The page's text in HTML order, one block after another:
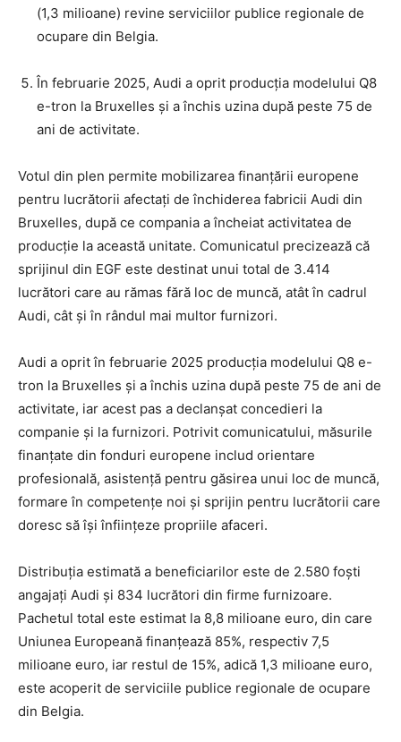
(1,3 milioane) revine serviciilor publice regionale de
ocupare din Belgia.
În februarie 2025, Audi a oprit producția modelului Q8
e-tron la Bruxelles și a închis uzina după peste 75 de
ani de activitate.
Votul din plen permite mobilizarea finanțării europene
pentru lucrătorii afectați de închiderea fabricii Audi din
Bruxelles, după ce compania a încheiat activitatea de
producție la această unitate. Comunicatul precizează că
sprijinul din EGF este destinat unui total de 3.414
lucrători care au rămas fără loc de muncă, atât în cadrul
Audi, cât și în rândul mai multor furnizori.
Audi a oprit în februarie 2025 producția modelului Q8 e-
tron la Bruxelles și a închis uzina după peste 75 de ani de
activitate, iar acest pas a declanșat concedieri la
companie și la furnizori. Potrivit comunicatului, măsurile
finanțate din fonduri europene includ orientare
profesională, asistență pentru găsirea unui loc de muncă,
formare în competențe noi și sprijin pentru lucrătorii care
doresc să își înființeze propriile afaceri.
Distribuția estimată a beneficiarilor este de 2.580 foști
angajați Audi și 834 lucrători din firme furnizoare.
Pachetul total este estimat la 8,8 milioane euro, din care
Uniunea Europeană finanțează 85%, respectiv 7,5
milioane euro, iar restul de 15%, adică 1,3 milioane euro,
este acoperit de serviciile publice regionale de ocupare
din Belgia.